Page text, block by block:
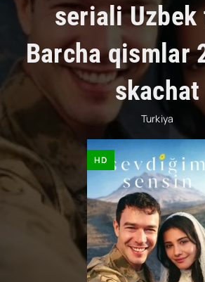
seriali
Barcha qismlar
skachat
Turkiya
HD